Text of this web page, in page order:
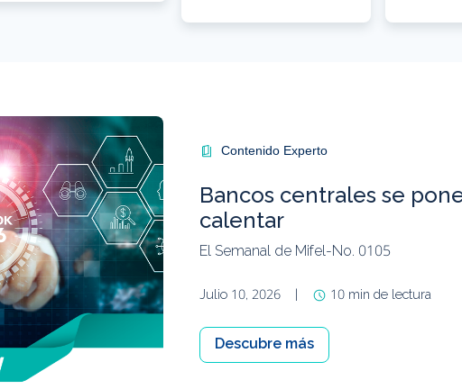
Contenido Experto
Bancos centrales se
calentar
El Semanal de Mifel-No. 0105
Julio 10, 2026 | 10 min de lectura
Descubre más